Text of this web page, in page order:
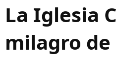
La Iglesia
milagro